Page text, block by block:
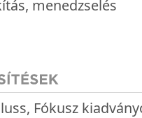
menedzselés
Fókusz